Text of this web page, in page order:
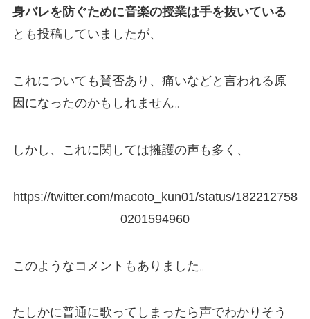
身バレを防ぐために音楽の授業は手を抜いている
とも投稿していましたが、
これについても賛否あり、痛いなどと言われる原
因になったのかもしれません。
しかし、これに関しては擁護の声も多く、
https://twitter.com/macoto_kun01/status/182212758
0201594960
このようなコメントもありました。
たしかに普通に歌ってしまったら声でわかりそう